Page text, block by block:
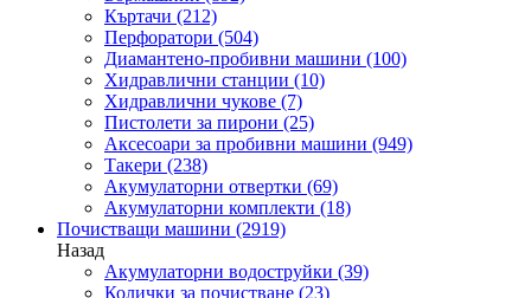
Къртачи (212)
Перфоратори (504)
Диамантено-пробивни машини (100)
Хидравлични станции (10)
Хидравлични чукове (7)
Пистолети за пирони (25)
Аксесоари за пробивни машини (949)
Такери (238)
Акумулаторни отвертки (69)
Акумулаторни комплекти (18)
Почистващи машини (2919)
Назад
Акумулаторни водоструйки (39)
Колички за почистване (23)